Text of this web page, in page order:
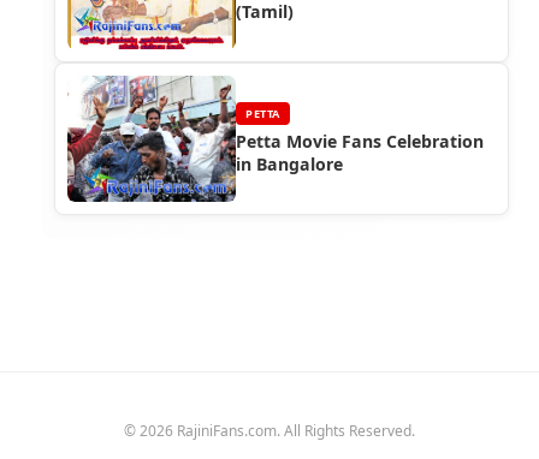
(Tamil)
PETTA
Petta Movie Fans Celebration
in Bangalore
© 2026 RajiniFans.com. All Rights Reserved.